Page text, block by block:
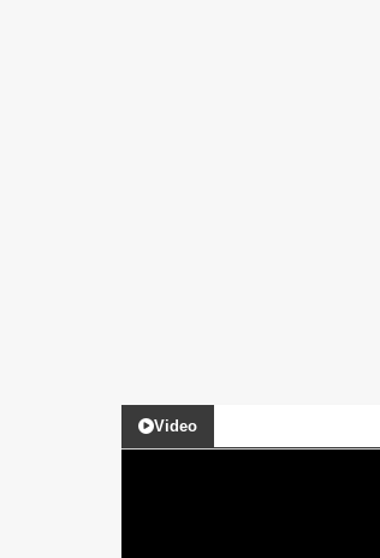
Video